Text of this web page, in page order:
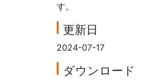
す。
更新日
2024-07-17
ダウンロード